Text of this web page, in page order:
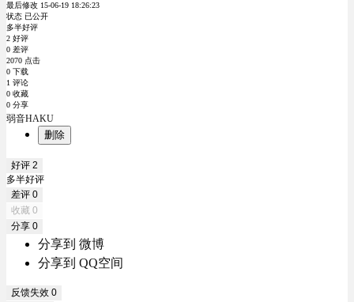
最后修改 15-06-19 18:26:23
状态 已公开
多半好评
2 好评
0 差评
2070 点击
0 下载
1 评论
0 收藏
0 分享
弱音HAKU
删除
好评 2
多半好评
差评 0
收藏 0
分享 0
分享到 微博
分享到 QQ空间
反馈失效 0